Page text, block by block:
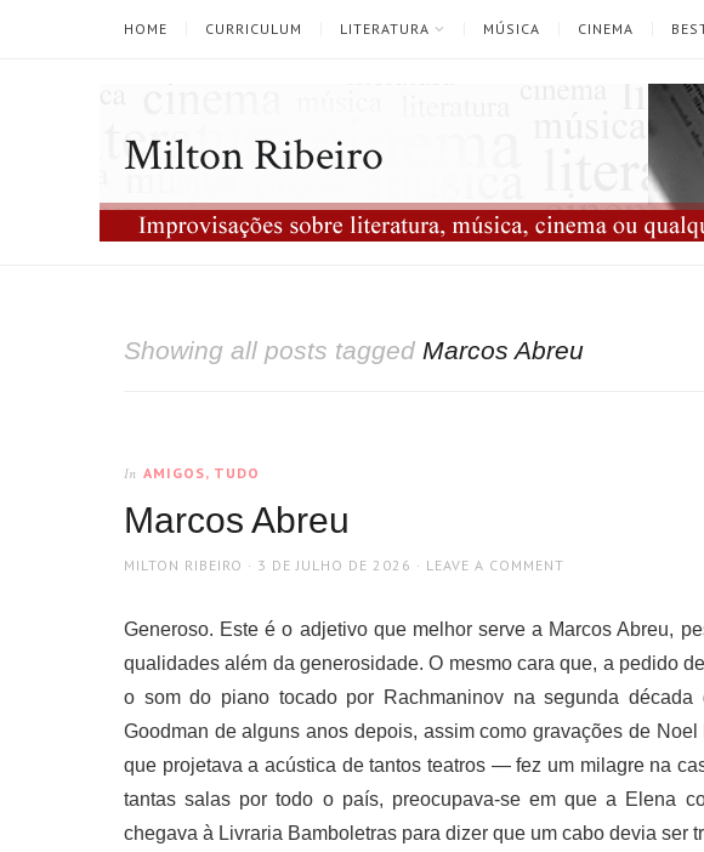
HOME CURRICULUM LITERATURA MÚSICA CINEMA
Milton Ribeiro
Showing all posts tagged Marcos Abreu
In AMIGOS, TUDO
Marcos Abreu
AUTHOR
MILTON RIBEIRO
POSTED
3 DE JULHO DE 2026 LEAVE A COMMENT
Generoso. Este é o adjetivo que melhor serve a Marcos Abreu,
qualidades além da generosidade. O mesmo cara que, a pedido
o som do piano tocado por Rachmaninov na segunda
Goodman de alguns anos depois, assim como gravações de
que projetava a acústica de tantos teatros — fez um milagre na
tantas salas por todo o país, preocupava-se em que a Elena
chegava à Livraria Bamboletras para dizer que um cabo devia ser